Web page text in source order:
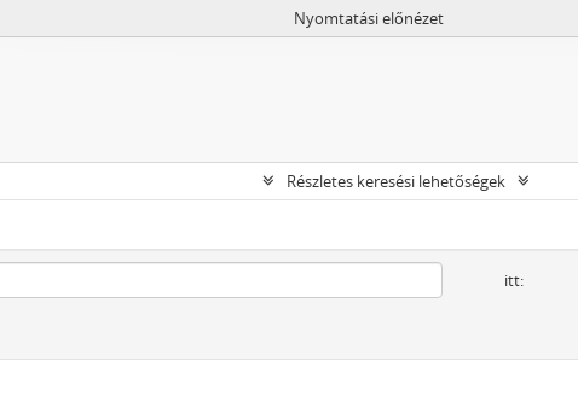
Nyomtatási előnézet
Részletes keresési lehetőségek
itt: